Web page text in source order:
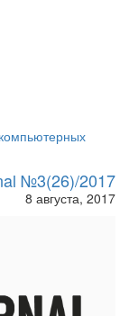
№3(26)/2017
8 августа, 2017